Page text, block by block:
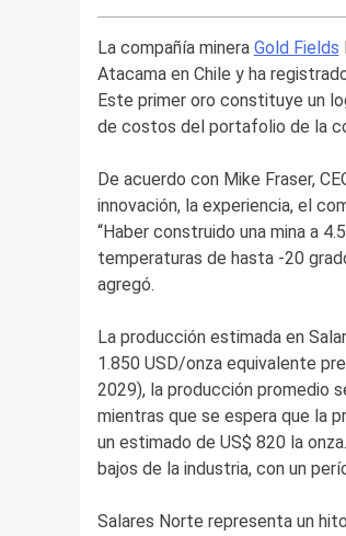
La compañía minera Gold Fields
Atacama en Chile y ha
Este primer oro constituye un
de costos del portafolio de la
De acuerdo con Mike Fraser,
innovación, la experiencia, el
“Haber construido una mina a
temperaturas de hasta -20
agregó.
La producción estimada en
1.850 USD/onza equivalente
2029), la producción promedio
mientras que se espera que la
un estimado de US$ 820 la
bajos de la industria, con un
Salares Norte representa un